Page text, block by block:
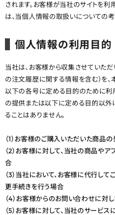
よくあるご質問
されます。お客様が当社のサイトを
は、当個人情報の取扱いについての
個人情報の利用目的
当社は、お客様から収集させていた
の注文履歴に関する情報を含む）を
以下の各号に定める目的のために利
の提供または以下に定める目的以外
ることはありません。
（1）お客様のご購入いただいた商品
（2）お客様に対して、当社の商品や
合
（3）当社において、お客様に代行し
更手続きを行う場合
（4）お客様からのお問い合わせに対
（5）お客様に対して、当社のサービ